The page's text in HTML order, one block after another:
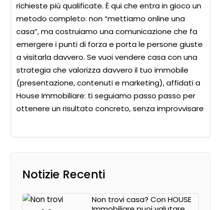
richieste più qualificate. È qui che entra in gioco un
metodo completo: non “mettiamo online una
casa”, ma costruiamo una comunicazione che fa
emergere i punti di forza e porta le persone giuste
a visitarla davvero. Se vuoi vendere casa con una
strategia che valorizza davvero il tuo immobile
(presentazione, contenuti e marketing), affidati a
House Immobiliare: ti seguiamo passo passo per
ottenere un risultato concreto, senza improvvisare
Notizie Recenti
Non trovi casa? Con HOUSE